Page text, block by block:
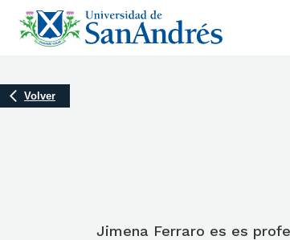
Volver
Jimena Ferraro es es